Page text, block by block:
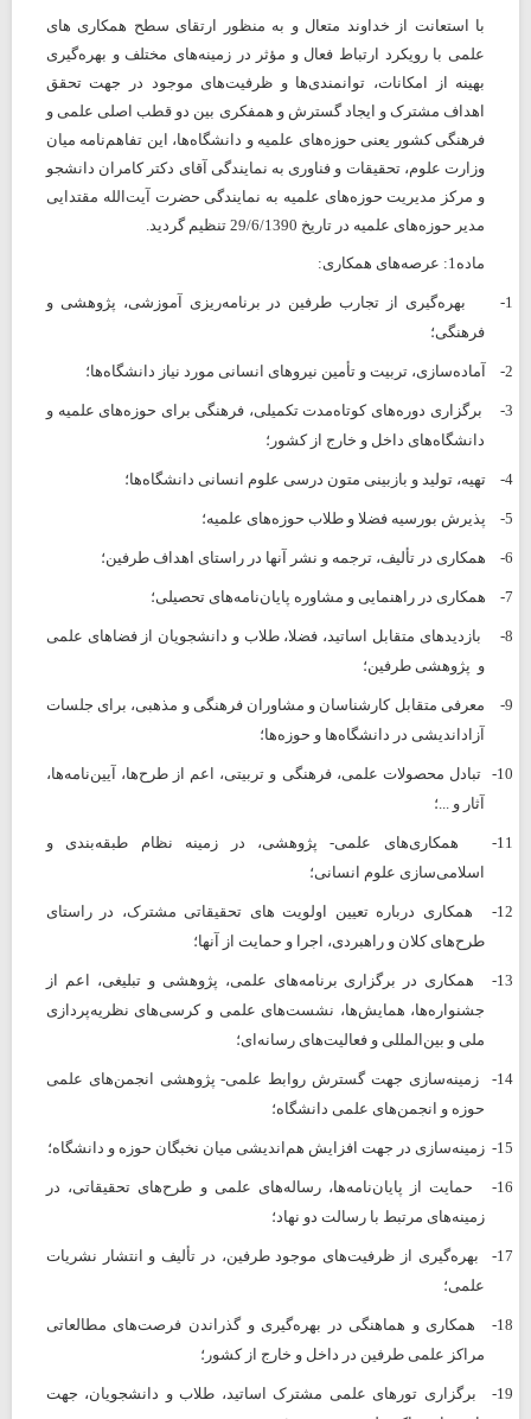
با استعانت از خداوند متعال و به منظور ارتقای سطح همکاری های
علمی با رویکرد ارتباط فعال و مؤثر در زمینه‌های مختلف و بهره‌گیری
بهینه از امکانات، توانمندی‌ها و ظرفیت‌های موجود در جهت تحقق
اهداف مشترک و ایجاد گسترش و همفکری بین دو قطب اصلی علمی و
فرهنگی کشور یعنی حوزه‌های علمیه و دانشگاه‌ها، این تفاهم‌نامه میان
وزارت علوم، تحقیقات و فناوری به نمایندگی آقای دکتر کامران دانشجو
و مرکز مدیریت حوزه‌های علمیه به نمایندگی حضرت آیت‌الله مقتدایی
مدیر حوزه‌های علمیه در تاریخ 29/6/1390 تنظیم گردید.
ماده1: عرصه‌های همکاری:
1-
بهره‌گیری از تجارب طرفین در برنامه‌ریزی آموزشی، پژوهشی و
فرهنگی؛
2- آماده‌سازی، تربیت و تأمین نیروهای انسانی مورد نیاز دانشگاه‌ها؛
3-
برگزاری دوره‌های کوتاه‌مدت تکمیلی، فرهنگی برای حوزه‌های علمیه و
دانشگاه‌های داخل و خارج از کشور؛
4- تهیه، تولید و بازبینی متون درسی علوم انسانی دانشگاه‌ها؛
5- پذیرش بورسیه فضلا و طلاب حوزه‌های علمیه؛
6- همکاری در تألیف، ترجمه و نشر آنها در راستای اهداف طرفین؛
7- همکاری در راهنمایی و مشاوره پایان‌نامه‌های تحصیلی؛
8-
بازدیدهای متقابل اساتید، فضلا، طلاب و دانشجویان از فضاهای علمی
و پژوهشی طرفین؛
9-
معرفی متقابل کارشناسان و مشاوران فرهنگی و مذهبی، برای جلسات
آزاد‌اندیشی در دانشگاه‌ها و حوزه‌ها؛
10-
تبادل محصولات علمی، فرهنگی و تربیتی، اعم از طرح‌ها، آیین‌نامه‌ها،
آثار و ...؛
11-
همکاری‌های علمی- پژوهشی، در زمینه نظام طبقه‌بندی و
اسلامی‌سازی علوم انسانی؛
12-
همکاری درباره تعیین اولویت ‌های تحقیقاتی مشترک، در راستای
طرح‌های کلان و راهبردی، اجرا و حمایت از آنها؛
13-
همکاری در برگزاری برنامه‌های علمی، پژوهشی و تبلیغی، اعم از
جشنواره‌ها، همایش‌ها، نشست‌های علمی و کرسی‌های نظریه‌پردازی
ملی و بین‌المللی و فعالیت‌های رسانه‌ای؛
14-
زمینه‌سازی جهت گسترش روابط علمی- پژوهشی انجمن‌های علمی
حوزه و انجمن‌های علمی دانشگاه؛
15- زمینه‌سازی در جهت افزایش هم‌اندیشی میان نخبگان حوزه و دانشگاه؛
16-
حمایت از پایان‌نامه‌ها، رساله‌های علمی و طرح‌های تحقیقاتی، در
زمینه‌های مرتبط با رسالت دو نهاد؛
17-
بهره‌گیری از ظرفیت‌های موجود طرفین، ‌در تألیف و انتشار نشریات
علمی؛
18-
همکاری و هماهنگی در بهره‌گیری و گذراندن فرصت‌های مطالعاتی
مراکز علمی طرفین در داخل و خارج از کشور؛
19-
برگزاری تورهای علمی مشترک اساتید، طلاب و دانشجویان، جهت